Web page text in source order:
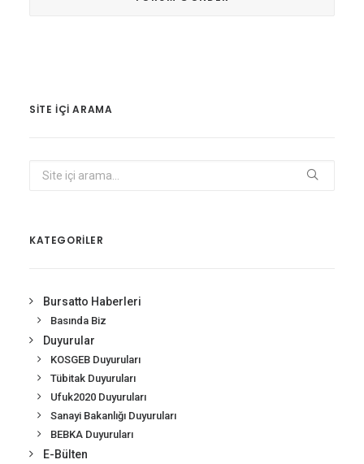
SITE IÇI ARAMA
KATEGORİLER
Bursatto Haberleri
Basında Biz
Duyurular
KOSGEB Duyuruları
Tübitak Duyuruları
Ufuk2020 Duyuruları
Sanayi Bakanlığı Duyuruları
BEBKA Duyuruları
E-Bülten